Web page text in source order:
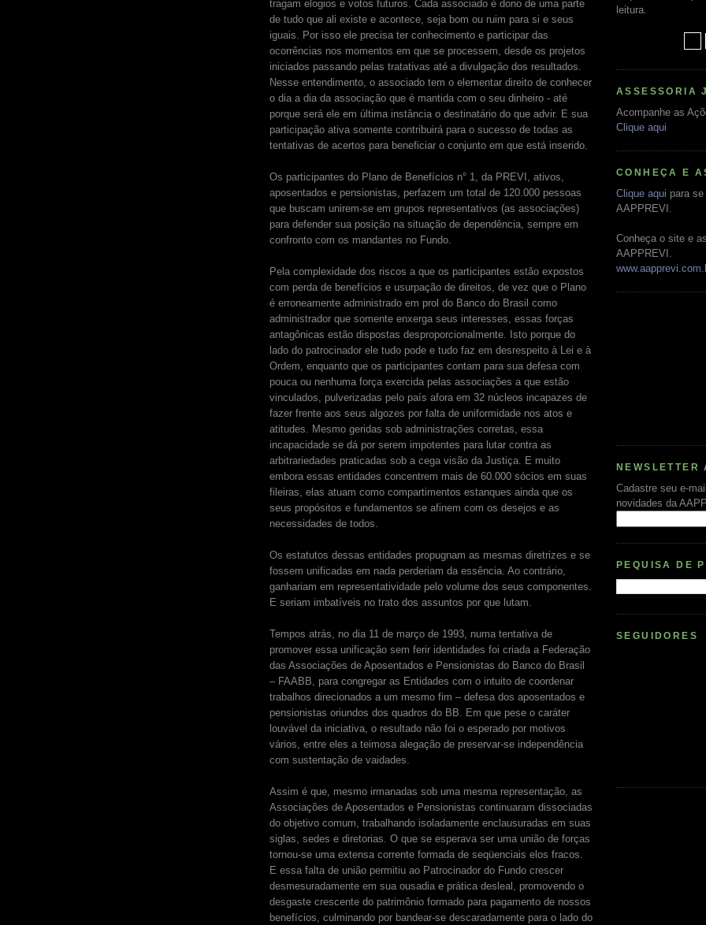
tragam elogios e votos futuros. Cada associado é dono de uma parte
de tudo que ali existe e acontece, seja bom ou ruim para si e seus
iguais. Por isso ele precisa ter conhecimento e participar das
ocorrências nos momentos em que se processem, desde os projetos
iniciados passando pelas tratativas até a divulgação dos resultados.
Nesse entendimento, o associado tem o elementar direito de conhecer
o dia a dia da associação que é mantida com o seu dinheiro - até
porque será ele em última instância o destinatário do que advir. E sua
participação ativa somente contribuirá para o sucesso de todas as
tentativas de acertos para beneficiar o conjunto em que está inserido.
Os participantes do Plano de Benefícios n° 1, da PREVI, ativos,
aposentados e pensionistas, perfazem um total de 120.000 pessoas
que buscam unirem-se em grupos representativos (as associações)
para defender sua posição na situação de dependência, sempre em
confronto com os mandantes no Fundo.
Pela complexidade dos riscos a que os participantes estão expostos
com perda de benefícios e usurpação de direitos, de vez que o Plano
é erroneamente administrado em prol do Banco do Brasil como
administrador que somente enxerga seus interesses, essas forças
antagônicas estão dispostas desproporcionalmente. Isto porque do
lado do patrocinador ele tudo pode e tudo faz em desrespeito à Lei e à
Ordem, enquanto que os participantes contam para sua defesa com
pouca ou nenhuma força exercida pelas associações a que estão
vinculados, pulverizadas pelo país afora em 32 núcleos incapazes de
fazer frente aos seus algozes por falta de uniformidade nos atos e
atitudes. Mesmo geridas sob administrações corretas, essa
incapacidade se dá por serem impotentes para lutar contra as
arbitrariedades praticadas sob a cega visão da Justiça. E muito
embora essas entidades concentrem mais de 60.000 sócios em suas
fileiras, elas atuam como compartimentos estanques ainda que os
seus propósitos e fundamentos se afinem com os desejos e as
necessidades de todos.
Os estatutos dessas entidades propugnam as mesmas diretrizes e se
fossem unificadas em nada perderiam da essência. Ao contrário,
ganhariam em representatividade pelo volume dos seus componentes.
E seriam imbatíveis no trato dos assuntos por que lutam.
Tempos atrás, no dia 11 de março de 1993, numa tentativa de
promover essa unificação sem ferir identidades foi criada a Federação
das Associações de Aposentados e Pensionistas do Banco do Brasil
– FAABB, para congregar as Entidades com o intuito de coordenar
trabalhos direcionados a um mesmo fim – defesa dos aposentados e
pensionistas oriundos dos quadros do BB. Em que pese o caráter
louvável da iniciativa, o resultado não foi o esperado por motivos
vários, entre eles a teimosa alegação de preservar-se independência
com sustentação de vaidades.
Assim é que, mesmo irmanadas sob uma mesma representação, as
Associações de Aposentados e Pensionistas continuaram dissociadas
do objetivo comum, trabalhando isoladamente enclausuradas em suas
siglas, sedes e diretorias. O que se esperava ser uma união de forças
tornou-se uma extensa corrente formada de seqüenciais elos fracos.
E essa falta de união permitiu ao Patrocinador do Fundo crescer
desmesuradamente em sua ousadia e prática desleal, promovendo o
desgaste crescente do patrimônio formado para pagamento de nossos
benefícios, culminando por bandear-se descaradamente para o lado do
leitura.
ASSESSORIA
Acompanhe as
Clique aqui
CONHEÇA E
Clique aqui para
AAPPREVI.
Conheça o site e
AAPPREVI.
NEWSLETTER
Cadastre seu e-
novidades da
PEQUISA DE
SEGUIDORES